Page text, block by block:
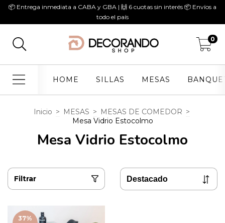
📦 Entrega inmediata a CABA y GBA | 🙌 6 cuotas sin interés 📦 Envíos a
todo el país
0
HOME SILLAS MESAS
Inicio > MESAS > MESAS DE COMEDOR >
Mesa Vidrio Estocolmo
Mesa Vidrio Estocolmo
Filtrar
37%